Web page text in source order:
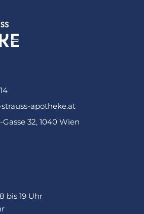
apotheke.at
32, 1040 Wien
bis 19 Uhr